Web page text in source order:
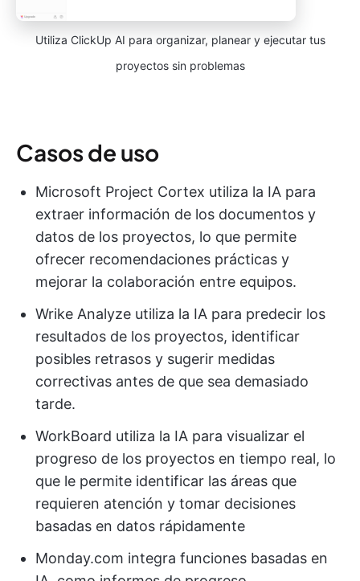
Utiliza ClickUp AI para organizar, planear y ejecutar tus
proyectos sin problemas
Casos de uso
Microsoft Project Cortex utiliza la IA para
extraer información de los documentos y
datos de los proyectos, lo que permite
ofrecer recomendaciones prácticas y
mejorar la colaboración entre equipos.
Wrike Analyze utiliza la IA para predecir los
resultados de los proyectos, identificar
posibles retrasos y sugerir medidas
correctivas antes de que sea demasiado
tarde.
WorkBoard utiliza la IA para visualizar el
progreso de los proyectos en tiempo real, lo
que le permite identificar las áreas que
requieren atención y tomar decisiones
basadas en datos rápidamente
Monday.com integra funciones basadas en